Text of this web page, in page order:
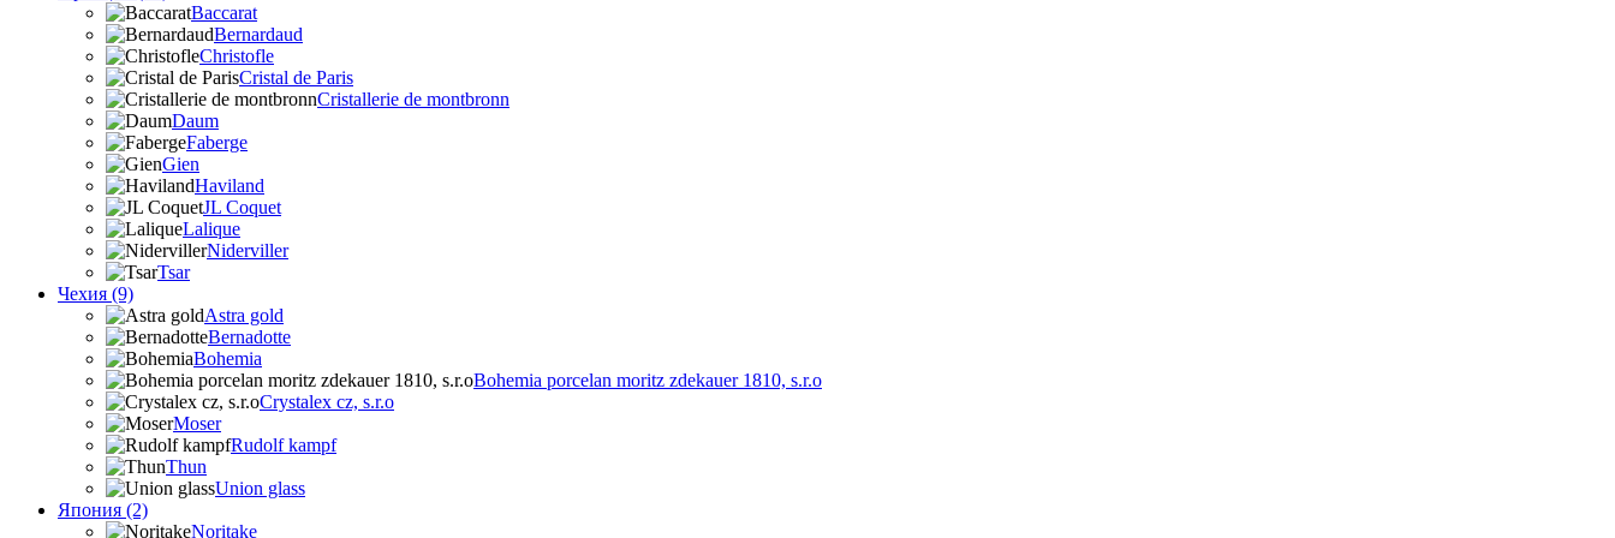
Baccarat
Bernardaud
Christofle
Cristal de Paris
Cristallerie de montbronn
Daum
Faberge
Gien
Haviland
JL Coquet
Lalique
Niderviller
Tsar
Чехия (9)
Astra gold
Bernadotte
Bohemia
Bohemia porcelan moritz zdekauer 1810, s.r.o
Crystalex cz, s.r.o
Moser
Rudolf kampf
Thun
Union glass
Япония (2)
Noritake